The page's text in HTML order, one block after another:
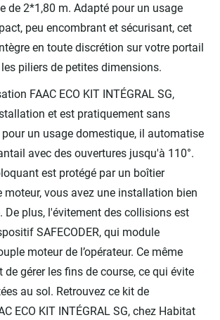
de 2*1,80 m. Adapté pour un usage
peu encombrant et sécurisant, cet
en toute discrétion sur votre portail
piliers de petites dimensions.
FAAC ECO KIT INTÉGRAL SG,
et est pratiquement sans
un usage domestique, il automatise
avec des ouvertures jusqu'à 110°.
est protégé par un boîtier
moteur, vous avez une installation bien
De plus, l'évitement des collisions est
SAFECODER, qui module
moteur de l’opérateur. Ce même
gérer les fins de course, ce qui évite
au sol. Retrouvez ce kit de
ECO KIT INTÉGRAL SG, chez Habitat